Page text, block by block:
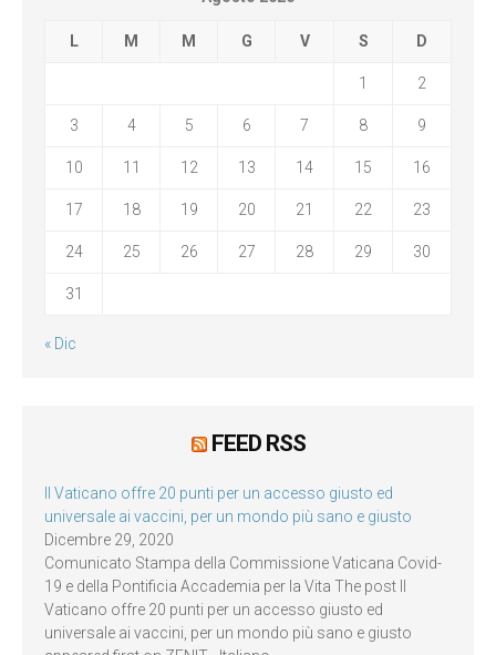
L M M G V S D
1 2
3 4 5 6 7 8 9
10 11 12 13 14 15 16
17 18 19 20 21 22 23
24 25 26 27 28 29 30
31
« Dic
FEED RSS
Il Vaticano offre 20 punti per un accesso giusto ed
universale ai vaccini, per un mondo più sano e giusto
Dicembre 29, 2020
Comunicato Stampa della Commissione Vaticana Covid-
19 e della Pontificia Accademia per la Vita The post Il
Vaticano offre 20 punti per un accesso giusto ed
universale ai vaccini, per un mondo più sano e giusto